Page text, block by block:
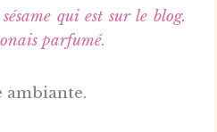
qui est sur le blog.
parfumé.
ambiante.